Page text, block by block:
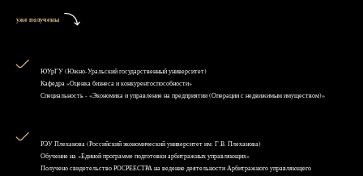
уже получены
ЮУрГУ (Южно-Уральский государственный университет)
Кафедра «Оценка бизнеса и конкурентоспособности»
Специальность - «Экономика и управление на предприятии (Операции с недвижимым имуществом)»
РЭУ Плеханова (Российский экономический университет им. Г.В. Плеханова)
Обучение на «Единой программе подготовки арбитражных управляющих»
Получено свидетельство РОСРЕЕСТРА на ведение деятельности Арбитражного управляющего